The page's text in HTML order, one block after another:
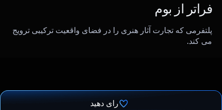
فراتر از بوم
پلتفرمی که تجارت آثار هنری را در فضای واقعیت ترکیبی ترویج
می کند.
رای دهید